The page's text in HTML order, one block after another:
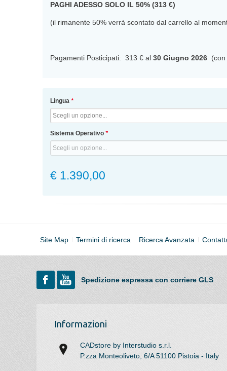
PAGHI ADESSO SOLO IL 50% (313 €)
(il rimanente 50% verrà scontato dal carrello al
Pagamenti Posticipati: 313 € al 30 Giugno 2026(con
*
Lingua
*
Sistema Operativo
€ 1.390,00
Site Map Termini di ricerca Ricerca Avanzata
Spedizione espressa con corriere GLS
Informazioni
CADstore by Interstudio s.r.l.
P.zza Monteoliveto, 6/A 51100 Pistoia - Italy